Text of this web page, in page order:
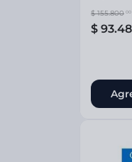
$ 155.800 00
$ 93.